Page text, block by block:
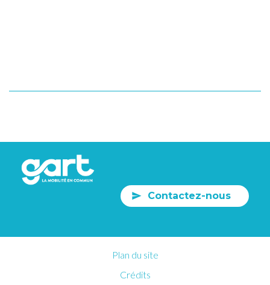
Contactez-nous
Plan du site
Crédits